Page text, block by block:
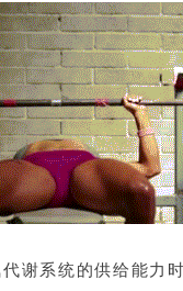
谢系统的供给能力